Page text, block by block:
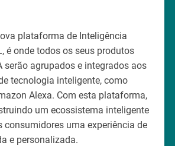
plataforma de Inteligência
é onde todos os seus produtos
serão agrupados e integrados aos
tecnologia inteligente, como
Alexa. Com esta plataforma,
um ecossistema inteligente
consumidores uma experiência de
e personalizada.